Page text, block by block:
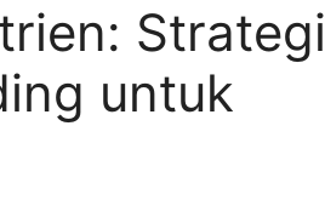
Strategi
untuk